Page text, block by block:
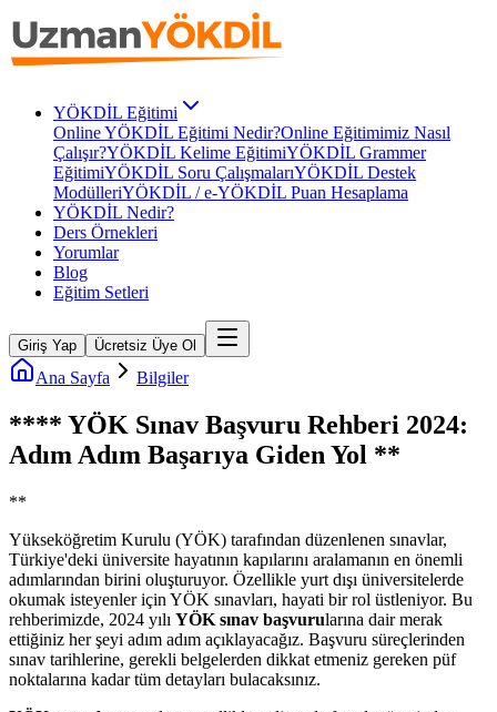
YÖKDİL Eğitimi
Online YÖKDİL Eğitimi Nedir?Online Eğitimimiz Nasıl
Çalışır?YÖKDİL Kelime EğitimiYÖKDİL Grammer
EğitimiYÖKDİL Soru ÇalışmalarıYÖKDİL Destek
ModülleriYÖKDİL / e-YÖKDİL Puan Hesaplama
YÖKDİL Nedir?
Ders Örnekleri
Yorumlar
Blog
Eğitim Setleri
Giriş Yap Ücretsiz Üye Ol
Ana Sayfa Bilgiler
**** YÖK Sınav Başvuru Rehberi 2024:
Adım Adım Başarıya Giden Yol **
**
Yükseköğretim Kurulu (YÖK) tarafından düzenlenen sınavlar,
Türkiye'deki üniversite hayatının kapılarını aralamanın en önemli
adımlarından birini oluşturuyor. Özellikle yurt dışı üniversitelerde
okumak isteyenler için YÖK sınavları, hayati bir rol üstleniyor. Bu
rehberimizde, 2024 yılı YÖK sınav başvurularına dair merak
ettiğiniz her şeyi adım adım açıklayacağız. Başvuru süreçlerinden
sınav tarihlerine, gerekli belgelerden dikkat etmeniz gereken püf
noktalarına kadar tüm detayları bulacaksınız.